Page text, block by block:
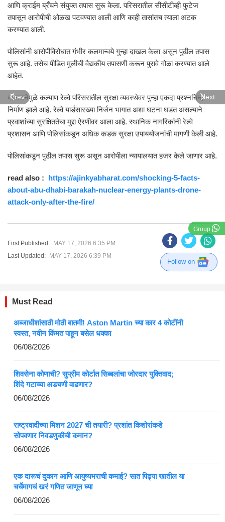
Group
आणि क्राईम ब्रँचने संयुक्त तपास सुरू केला. परिसरातील सीसीटीव्ही फुटेज
तपासून आरोपीची ओळख पटवण्यात आली आणि काही तासांतच त्याला अटक
करण्यात आली.
पोलिसांनी आरोपीविरोधात गंभीर कलमान्वये गुन्हा दाखल केला असून पुढील तपास
सुरू आहे. तसेच पीडित मुलीची वैद्यकीय तपासणी करून पुरावे गोळा करण्यात आले
आहेत.
या घटनेमुळे कल्याण रेल्वे परिसरातील सुरक्षा व्यवस्थेवर पुन्हा एकदा प्रश्नचिन्ह
निर्माण झाले आहे. रेल्वे यार्डसारख्या निर्जन भागात अशा घटना घडत असल्याने
प्रवाशांच्या सुरक्षिततेचा मुद्दा ऐरणीवर आला आहे. स्थानिक नागरिकांनी रेल्वे
प्रशासन आणि पोलिसांकडून अधिक कडक सुरक्षा उपाययोजनांची मागणी केली आहे.
पोलिसांकडून पुढील तपास सुरू असून आरोपीला न्यायालयात हजर केले जाणार आहे.
read also : https://ajinkyabharat.com/shocking-5-facts-
about-abu-dhabi-barakah-nuclear-energy-plants-drone-
attack-only-after-the-fire/
First Published: MAY 17, 2026 6:35 PM
Last Updated: MAY 17, 2026 6:39 PM
Follow on
Prev Next
Must Read
अब्जाधीशांसाठी मोठी बातमी! Aston Martin च्या कार 4 कोटींनी
स्वस्त, नवीन किंमत पाहून बसेल धक्का
06/08/2026
शिवसेना कोणाची? सुप्रीम कोर्टात सिब्बलांचा जोरदार युक्तिवाद;
शिंदे गटाच्या अडचणी वाढणार?
06/08/2026
राष्ट्रवादीच्या मिशन 2027 ची तयारी? प्रशांत किशोरांकडे
सोपवणार निवडणुकीची कमान?
06/08/2026
एक दारूचं दुकान आणि आयुष्यभराची कमाई? सात पिढ्या खातील या
चर्चेमागचं खरं गणित जाणून घ्या
06/08/2026